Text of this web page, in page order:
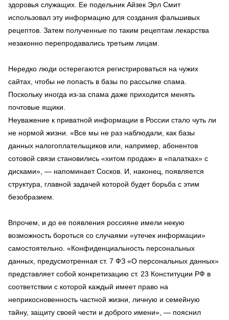
здоровья служащих. Ее подельник Айзек Эрл Смит
использовал эту информацию для создания фальшивых
рецептов. Затем полученные по таким рецептам лекарства
незаконно перепродавались третьим лицам.
Нередко люди остерегаются регистрироваться на чужих
сайтах, чтобы не попасть в базы по рассылке спама.
Поскольку иногда из-за спама даже приходится менять
почтовые ящики.
Неуважение к приватной информации в России стало чуть ли
не нормой жизни. «Все мы не раз наблюдали, как базы
данных налогоплательщиков или, например, абонентов
сотовой связи становились «хитом продаж» в «палатках» с
дисками», — напоминает Сосков. И, наконец, появляется
структура, главной задачей которой будет борьба с этим
безобразием.
Впрочем, и до ее появления россияне имели некую
возможность бороться со случаями «утечек информации»
самостоятельно. «Конфиденциальность персональных
данных, предусмотренная ст. 7 ФЗ «О персональных данных»
представляет собой конкретизацию ст. 23 Конституции РФ в
соответствии с которой каждый имеет право на
неприкосновенность частной жизни, личную и семейную
тайну, защиту своей чести и доброго имени», — пояснил